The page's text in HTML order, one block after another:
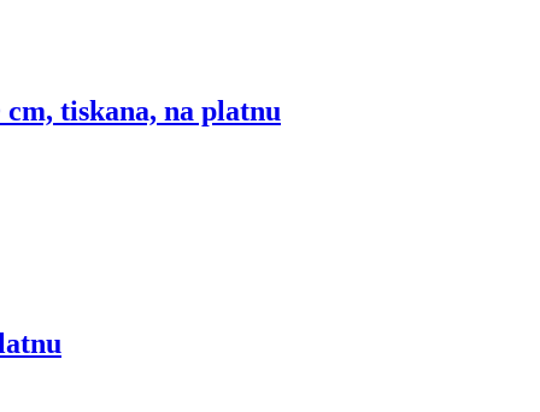
cm, tiskana, na platnu